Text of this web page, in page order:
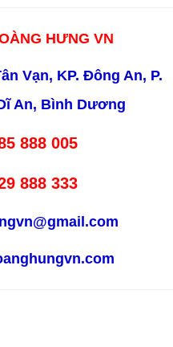
HƯNG VN
Vạn, KP. Đông An, P.
An, Bình Dương
888 005
888 333